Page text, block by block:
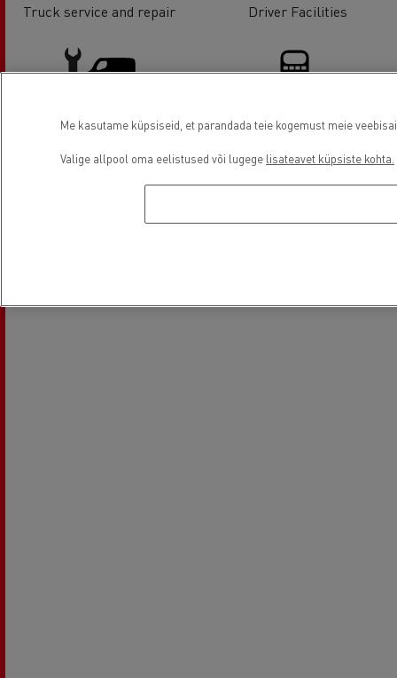
Truck service and repair Driver Facilities
Service and Repair
Me kasutame küpsiseid, et parandada teie kogemust meie
Valige allpool oma eelistused või lugege lisateavet küpsiste kohta.